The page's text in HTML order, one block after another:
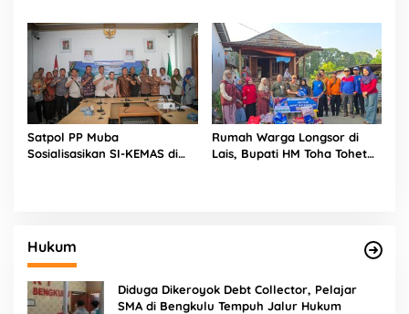
Satpol PP Muba
Sosialisasikan SI-KEMAS di
Rumah Warga Longsor di
Lais, Bupati HM Toha Tohet
Hukum
Diduga Dikeroyok Debt Collector, Pelajar
SMA di Bengkulu Tempuh Jalur Hukum